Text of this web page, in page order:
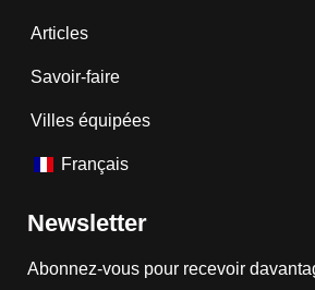
Articles
Savoir-faire
Villes équipées
Français
Newsletter
Abonnez-vous pour recevoir